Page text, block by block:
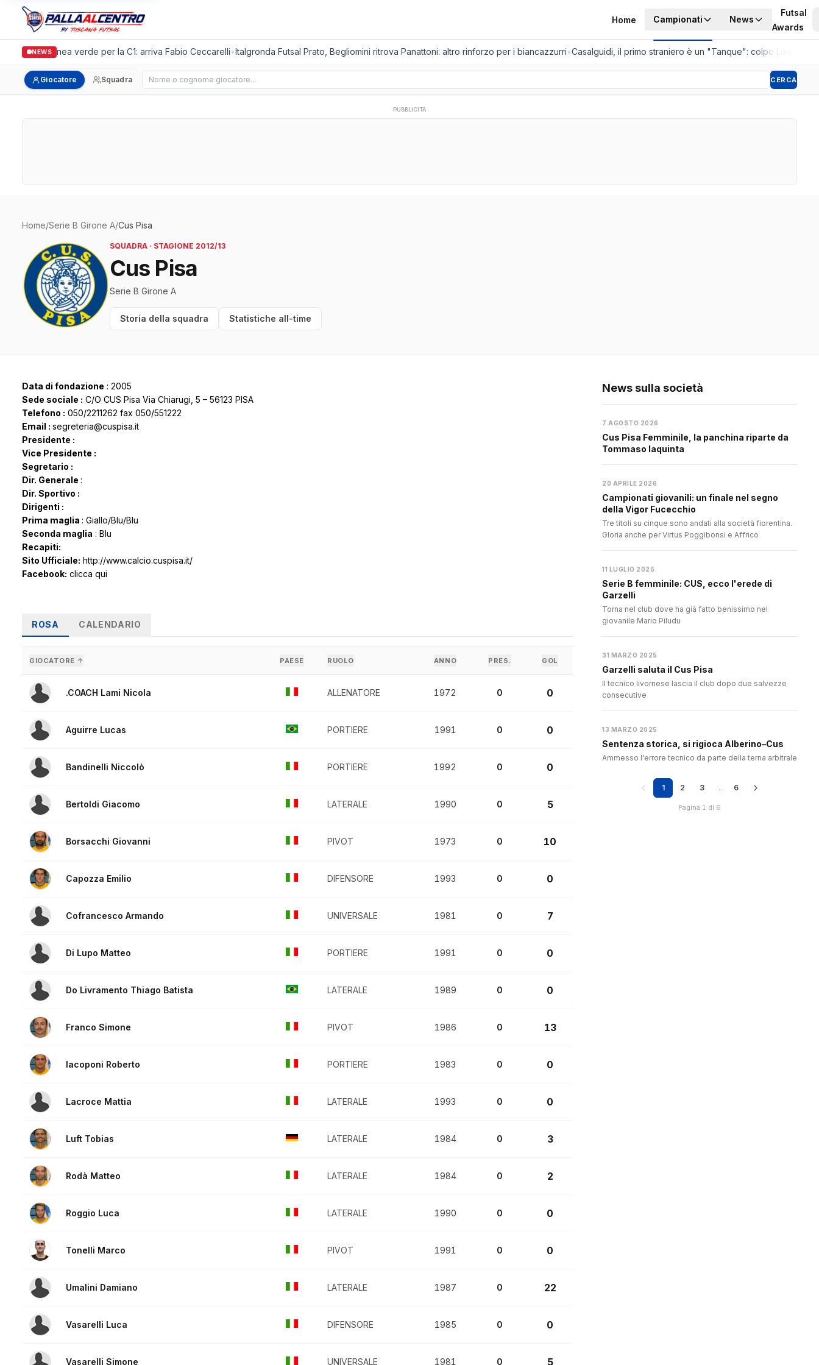
Home Campionati News
Futsal
Awards
NEWS
Casalguidi, linea verde per la C1: arriva Fabio Ceccarelli•Italgronda Futsal Prato, Begliomini ritrova Panattoni: altro rinforzo per i biancazzurri•Casalguidi, il primo straniero è un "Tanque": colpo Luis
Giocatore Squadra Cerca giocatore CERCA
PUBBLICITÀ
Home/Serie B Girone A/Cus Pisa
SQUADRA · STAGIONE 2012/13
Cus Pisa
Serie B Girone A
Storia della squadra Statistiche all-time
Data di fondazione : 2005
Sede sociale : C/O CUS Pisa Via Chiarugi, 5 – 56123 PISA
Telefono : 050/2211262 fax 050/551222
Email : segreteria@cuspisa.it
Presidente :
Vice Presidente :
Segretario :
Dir. Generale :
Dir. Sportivo :
Dirigenti :
Prima maglia : Giallo/Blu/Blu
Seconda maglia : Blu
Recapiti:
Sito Ufficiale: http://www.calcio.cuspisa.it/
Facebook: clicca qui
ROSA CALENDARIO
GIOCATORE ↑ PAESE RUOLO ANNO PRES. GOL
.COACH Lami Nicola ALLENATORE 1972 0 0
Aguirre Lucas PORTIERE 1991 0 0
Bandinelli Niccolò PORTIERE 1992 0 0
Bertoldi Giacomo LATERALE 1990 0 5
Borsacchi Giovanni PIVOT 1973 0 10
Capozza Emilio DIFENSORE 1993 0 0
Cofrancesco Armando UNIVERSALE 1981 0 7
Di Lupo Matteo PORTIERE 1991 0 0
Do Livramento Thiago Batista LATERALE 1989 0 0
Franco Simone PIVOT 1986 0 13
Iacoponi Roberto PORTIERE 1983 0 0
Lacroce Mattia LATERALE 1993 0 0
Luft Tobias LATERALE 1984 0 3
Rodà Matteo LATERALE 1984 0 2
Roggio Luca LATERALE 1990 0 0
Tonelli Marco PIVOT 1991 0 0
Umalini Damiano LATERALE 1987 0 22
Vasarelli Luca DIFENSORE 1985 0 0
Vasarelli Simone UNIVERSALE 1981 0 5
News sulla società
7 AGOSTO 2026
Cus Pisa Femminile, la panchina riparte da
Tommaso Iaquinta
20 APRILE 2026
Campionati giovanili: un finale nel segno
della Vigor Fucecchio
Tre titoli su cinque sono andati alla società fiorentina.
Gloria anche per Virtus Poggibonsi e Affrico
11 LUGLIO 2025
Serie B femminile: CUS, ecco l'erede di
Garzelli
Torna nel club dove ha già fatto benissimo nel
giovanile Mario Piludu
31 MARZO 2025
Garzelli saluta il Cus Pisa
Il tecnico livornese lascia il club dopo due salvezze
consecutive
13 MARZO 2025
Sentenza storica, si rigioca Alberino–Cus
Ammesso l'errore tecnico da parte della terna arbitrale
1 2 3 … 6
Pagina 1 di 6